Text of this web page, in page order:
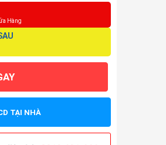
Hàng
TẠI NHÀ